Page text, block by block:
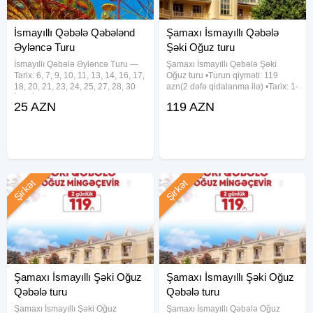
İsmayıllı Qəbələ Qəbələnd
Əyləncə Turu
İsmayıllı Qəbələ Əyləncə Turu —
Tarix: 6, 7, 9, 10, 11, 13, 14, 16, 17,
18, 20, 21, 23, 24, 25, 27, 28, 30
həftəsonu tarixlərdə — Qiymət:
25 AZN
Şamaxı İsmayıllı Qəbələ
Şəki Oğuz turu
Şamaxı İsmayıllı Qəbələ Şəki
Oğuz turu •Turun qiyməti: 119
azn(2 dəfə qidalanma ilə) •Tarix: 1-
✓Qiymətə daxildir: • Komfortlu
119 AZN
Şamaxı İsmayıllı Şəki Oğuz
Qəbələ turu
Şamaxı İsmayıllı Şəki Oğuz
Şirkət
Şamaxı İsmayıllı Şəki Oğuz
Qəbələ turu
Şamaxı İsmayıllı Qəbələ Oğuz
Şirkət